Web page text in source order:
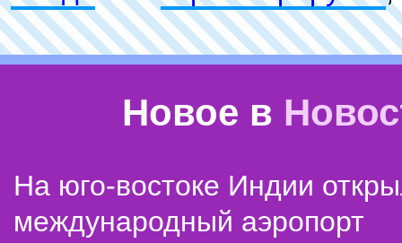
Новое в
На юго-востоке Индии
международный аэропорт